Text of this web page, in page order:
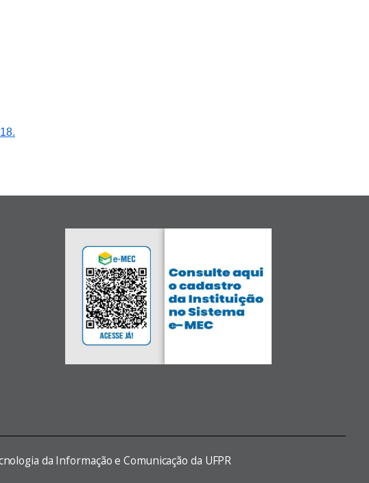
da Informação e Comunicação da UFPR